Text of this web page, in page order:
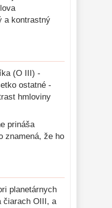
a kontrastný
(O III) -
ostatné -
hmloviny
prináša
znamená, že ho
planetárnych
čiarach OIII, a